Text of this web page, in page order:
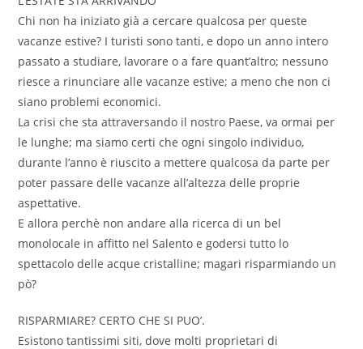
Chi non ha iniziato già a cercare qualcosa per queste
vacanze estive? I turisti sono tanti, e dopo un anno intero
passato a studiare, lavorare o a fare quant’altro; nessuno
riesce a rinunciare alle vacanze estive; a meno che non ci
siano problemi economici.
La crisi che sta attraversando il nostro Paese, va ormai per
le lunghe; ma siamo certi che ogni singolo individuo,
durante l’anno è riuscito a mettere qualcosa da parte per
poter passare delle vacanze all’altezza delle proprie
aspettative.
E allora perchè non andare alla ricerca di un bel
monolocale in affitto nel Salento e godersi tutto lo
spettacolo delle acque cristalline; magari risparmiando un
pò?
RISPARMIARE? CERTO CHE SI PUO’.
Esistono tantissimi siti, dove molti proprietari di